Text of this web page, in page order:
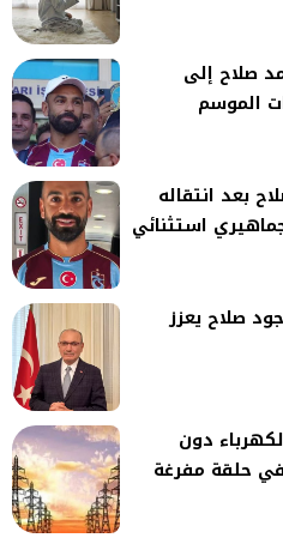
صلاح إلى
الموسم
بعد انتقاله
استثنائي
صلاح يعزز
دون
في حلقة مفرغة